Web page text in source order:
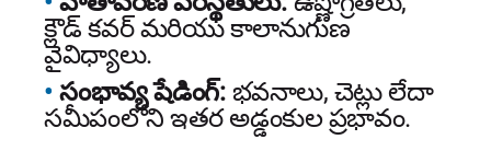
క్లౌడ్ కవర్ మరియు కాలానుగుణ
వైవిధ్యాలు.
సంభావ్య షేడింగ్: భవనాలు, చెట్లు లేదా
సమీపంలోని ఇతర అడ్డంకుల ప్రభావం.